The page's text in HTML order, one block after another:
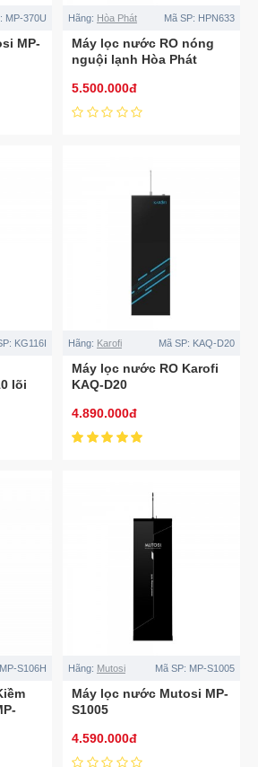
MP-370U
MP-
Hãng: Hòa Phát Mã SP: HPN633
Máy lọc nước RO nóng
nguội lạnh Hòa Phát
5.500.000đ
KG116I
lõi
Hãng: Karofi Mã SP: KAQ-D20
Máy lọc nước RO Karofi
KAQ-D20
4.890.000đ
MP-S106H Hãng: Mutosi Mã SP: MP-S1005
Máy lọc nước Mutosi MP-
S1005
4.590.000đ